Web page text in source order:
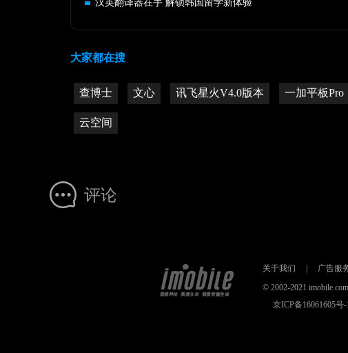
汉英翻译器在手 解锁韩国留学新体验
大家都在搜
查博士 文心 讯飞星火V4.0版本 一加平板Pro
云空间
评论
关于我们 广告服
© 2002-2021
京ICP备16061605号-